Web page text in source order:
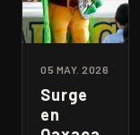
05 MAY. 2026
Surge
en